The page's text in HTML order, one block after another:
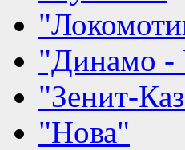
"Динамо -
"Зенит-
"Нова"